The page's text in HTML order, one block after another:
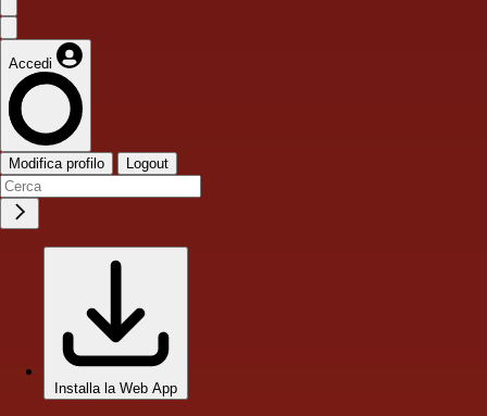
Accedi
Modifica profilo Logout
Installa la Web App